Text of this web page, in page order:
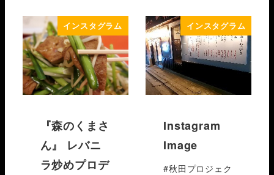
インスタグラム
『森のくまさ
ん』 レバニ
ラ炒めプロデ
インスタグラム
Instagram
Image
#秋田プロジェク